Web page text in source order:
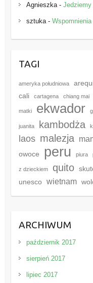
Agnieszka- Jedziemy
sztuka-
TAGI
ameryka południowa
cali cartagena chiang mai
matki ekwador
juanita kambodża
laos malezja
owoce peru piura
z dzieckiem quito
unesco wietnam
ARCHIWUM
październik 2017
sierpień 2017
lipiec 2017